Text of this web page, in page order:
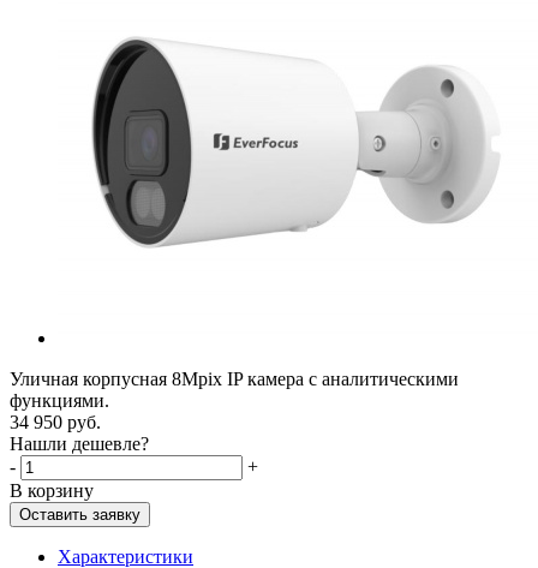
Уличная корпусная 8Mpix IP камера с аналитическими
функциями.
34 950 руб.
Нашли дешевле?
-
+
В корзину
Оставить заявку
Характеристики